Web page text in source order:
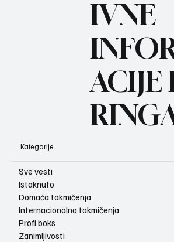
IVNE
ACIJE
Kategorije
Sve vesti
Istaknuto
Domaća takmičenja
Internacionalna takmičenja
Profi boks
Zanimljivosti